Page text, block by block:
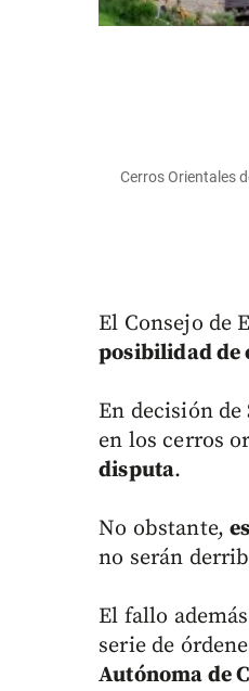
Cerros Orientales
El Consejo de
posibilidad de
En decisión
en los cerros
disputa.
No obstante,
no serán
El fallo
serie de
Autónoma de